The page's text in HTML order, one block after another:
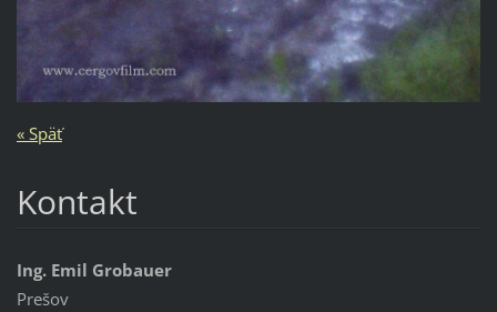
« Späť
Kontakt
Ing. Emil Grobauer
Prešov